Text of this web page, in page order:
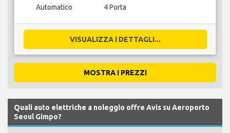
Automatico 4 Porta
VISUALIZZA I DETTAGLI...
MOSTRA I PREZZI
Quali auto elettriche a noleggio offre Avis su Aeroporto
Seoul Gimpo?